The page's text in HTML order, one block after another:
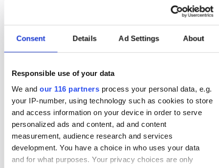
Consent Details Ad Settings About
Responsible use of your data
We and our 116 partnersprocess your personal data, e.g.
your IP-number, using technology such as cookies to store
and access information on your device in order to serve
personalized ads and content, ad and content
measurement, audience research and services
development. You have a choice in who uses your data
and for what purposes. Your privacy choices are only
Nu står det klart att Narva har hittat en ersättare
Arbetarrörelser Pr
2026-06-23, 07:51
Tidigare S-ledamot blir komchef på
TCO
Den fackliga centralorganisationen TCO hittar
sin nay kommunikationschef hos en
ledarskapsbyrå.